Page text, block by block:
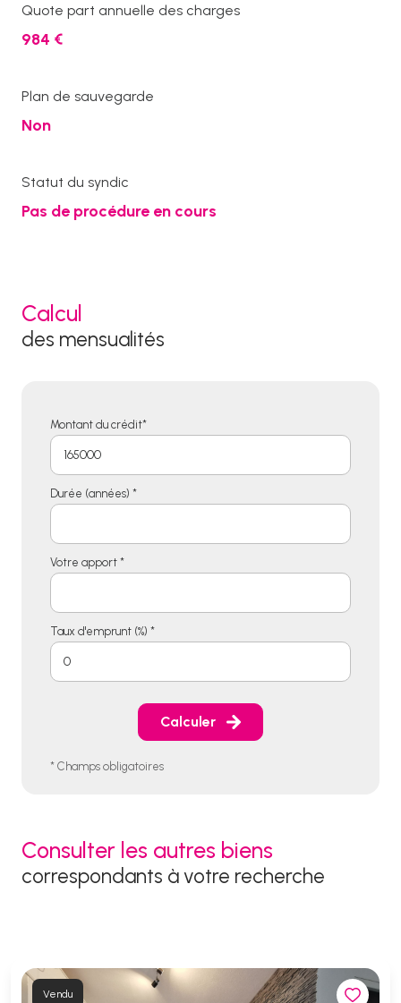
Quote part annuelle des charges
984 €
Plan de sauvegarde
Non
Statut du syndic
Pas de procédure en cours
Calcul
des mensualités
Montant du crédit*
Durée (années) *
Votre apport *
Taux d'emprunt (%) *
Calculer
* Champs obligatoires
Consulter les autres biens
correspondants à votre recherche
Vendu